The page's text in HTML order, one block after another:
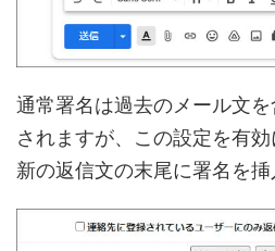
通常署名は過去のメール文
されますが、この設定を有
新の返信文の末尾に署名を挿